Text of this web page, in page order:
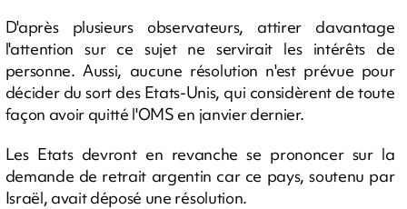
D'après plusieurs observateurs, attirer davantage
l'attention sur ce sujet ne servirait les intérêts de
personne. Aussi, aucune résolution n'est prévue pour
décider du sort des Etats-Unis, qui considèrent de toute
façon avoir quitté l'OMS en janvier dernier.
Les Etats devront en revanche se prononcer sur la
demande de retrait argentin car ce pays, soutenu par
Israël, avait déposé une résolution.